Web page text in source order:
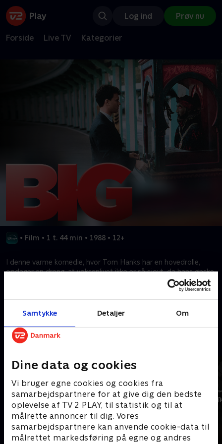
Samtykke Detaljer Om
Dine data og cookies
Vi bruger egne cookies og cookies fra
samarbejdspartnere for at give dig den bedste
oplevelse af TV 2 PLAY, til statistik og til at
målrette annoncer til dig. Vores
samarbejdspartnere kan anvende cookie-data til
målrettet markedsføring på egne og andres
Log ind Prøv nu
Forside Live TV Kategorier
• Film • 1 t. 44 min • 1988 • 12+
I denne varme komedie, hvor Tom Hanks har en hovedrolle,
opdager en dreng, at voksenlivet ikke er så sjovt, da hans ønske
Kræver tilkøb
Mere indhold fra Disney+